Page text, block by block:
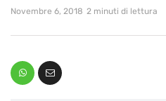
Novembre 6, 2018 2 minuti di lettura